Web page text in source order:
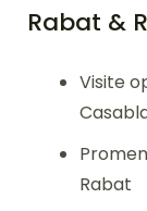
Rabat &
Visite
Rabat